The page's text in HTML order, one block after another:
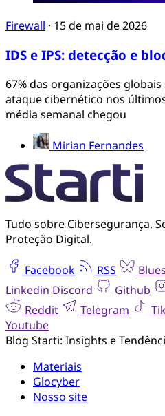
Firewall · 15 de mai de 2026
IDS e IPS: detecção e
67% das organizações
ataque cibernético nos
média semanal chegou
Mirian Fernandes
Tudo sobre Cibersegurança,
Proteção Digital.
Facebook RSS
Linkedin Discord Github
Reddit
Telegram
Youtube
Blog Starti: Insights e
Materiais
Glocyber
Nosso site